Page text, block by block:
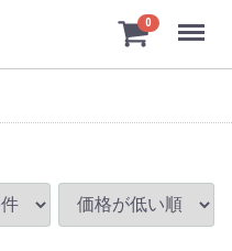
0 Menu